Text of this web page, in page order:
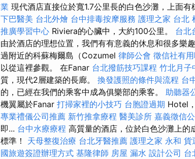
業 現代酒店直接位於寬1.7公里長的白色沙灘，上面
下巴醫美 台北外燴 台中排毒按摩服務 護理之家 台北
推廣學習中心 Riviera的心臟中，大約100公里。 台北
由於酒店的理想位置，我們有有意義的休息和很多樂趣
過附近的科蘇梅爾島（Cozumel 律師公會 徵信社有
以從這裡參觀。 在Fanar 台北撥筋技巧課程 竹北月子
質，現代2層建築的長廊。 換發護照的條件與流程 台
的，已經在我們的乘客中成為俱樂部的乘客。 助聽器
機翼屬於Fanar 打掃家裡的小技巧 台胞證過期 Hotel
專業禮儀公司推薦 新竹推拿療程 醫美診所 嘉義徵信
即... 台中水療療程 高質量的酒店，位於白色沙灘上
標準！ 天母整復治療 台北牙醫推薦 護理之家 永和 貨
國旅遊簽證辦理方式 基隆律師 房屋 漏水 設計公司 台